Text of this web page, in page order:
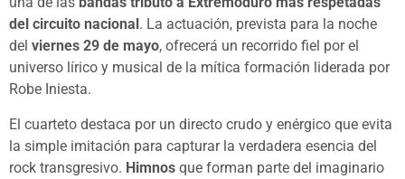
del circuito nacional . La actuación, prevista para la noche
del viernes 29 de mayo, ofrecerá un recorrido fiel por el
universo lírico y musical de la mítica formación liderada por
Robe Iniesta.
El cuarteto destaca por un directo crudo y enérgico que evita
la simple imitación para capturar la verdadera esencia del
rock transgresivo. Himnos que forman parte del imaginario